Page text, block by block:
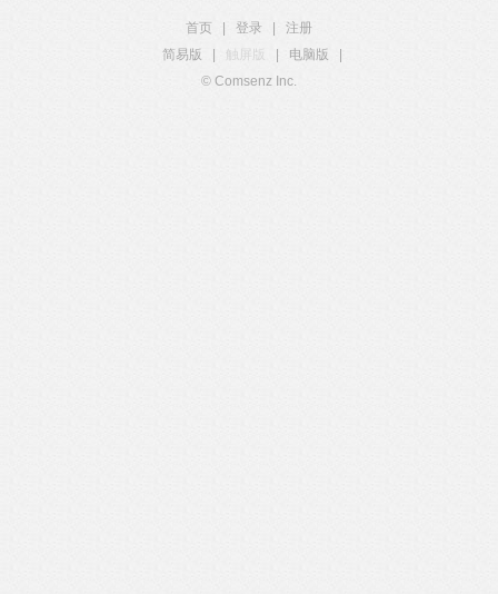
首页 登录
注册
简易版
触屏版 电脑版
© Comsenz Inc.